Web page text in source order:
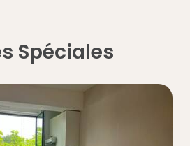
Spéciales